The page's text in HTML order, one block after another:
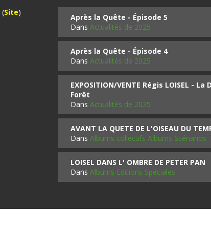
(Site)
Après la Quête - Épisode 5
Dans Actualités de 2025
Après la Quête - Épisode 4
Dans Actualités de 2025
EXPOSITION/VENTE Régis LOISEL -
Forêt
Dans Actualités de 2025
AVANT LA QUETE DE L'OISEAU DU
Dans Albums collectifs Albums Scénarios
LOISEL DANS L' OMBRE DE PETER PAN
Dans Albums Editions Spéciales